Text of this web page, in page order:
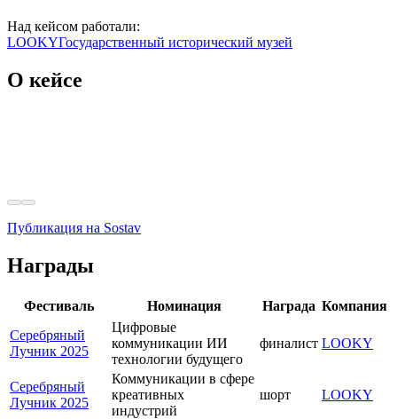
Над кейсом работали:
LOOKYГосударственный исторический музей
О кейсе
Публикация на Sostav
Награды
Фестиваль Номинация Награда Компания
Серебряный
Лучник 2025
Цифровые
коммуникации ИИ
технологии будущего
финалист LOOKY
Серебряный
Лучник 2025
Коммуникации в сфере
креативных
индустрий
шорт LOOKY